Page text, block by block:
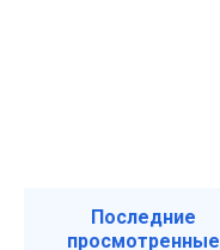
Последние
просмотренные